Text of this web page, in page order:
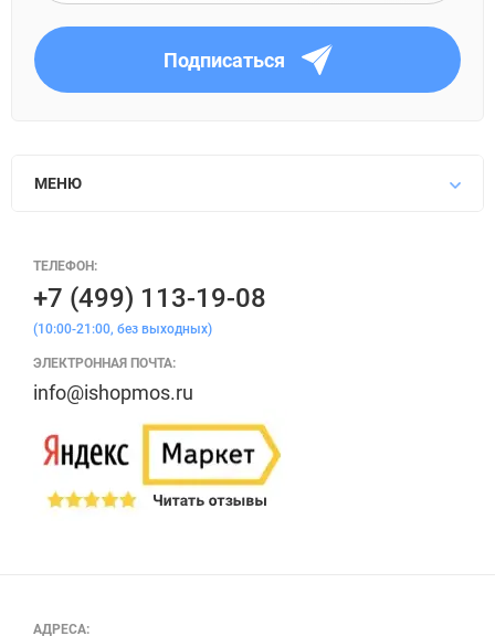
Подписаться
МЕНЮ
АДРЕСА:
ТЕЛЕФОН:
+7 (499) 113-19-08
(10:00-21:00, без выходных)
ЭЛЕКТРОННАЯ ПОЧТА:
info@ishopmos.ru